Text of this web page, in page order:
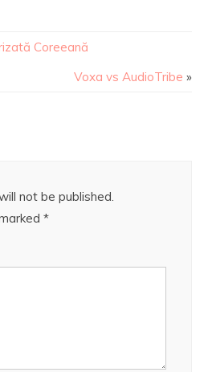
Coreeană
Voxa vs AudioTribe »
not be published.
*